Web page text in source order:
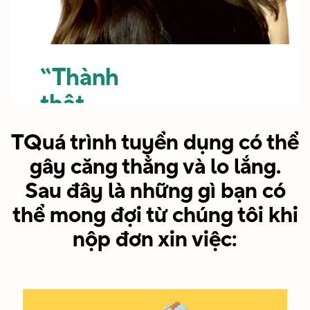
chó ở
văn
phòng.”
Trưởng Phòng
Quản Lý Dòng
Sản Phẩm -
HEYDUDE
tham
gia một
công
ty
năng
động
và
đang
không
ngừng
phát
“Thành
thật
mà nói,
điều
mà tôi
yêu
thích
chính
TQuá trình tuyển dụng có thể
gây căng thẳng và lo lắng.
Sau đây là những gì bạn có
thể mong đợi từ chúng tôi khi
nộp đơn xin việc: